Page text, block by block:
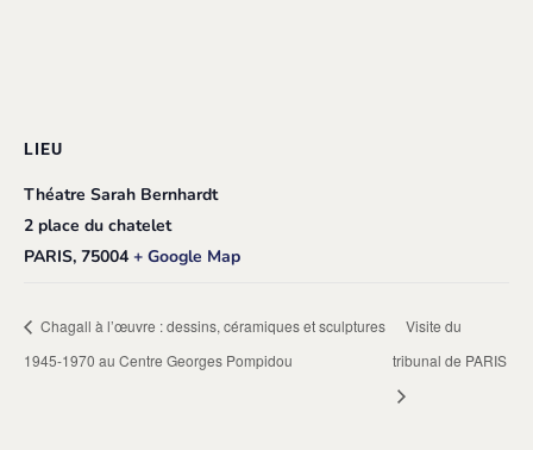
LIEU
Théatre Sarah Bernhardt
2 place du chatelet
PARIS, 75004 + Google Map
Chagall à l’œuvre : dessins, céramiques et sculptures
1945-1970 au Centre Georges Pompidou
Visite du
tribunal de PARIS